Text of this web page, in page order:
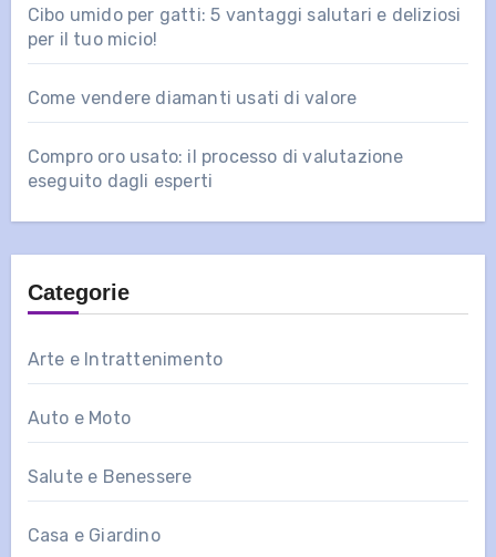
Cibo umido per gatti: 5 vantaggi salutari e deliziosi
per il tuo micio!
Come vendere diamanti usati di valore
Compro oro usato: il processo di valutazione
eseguito dagli esperti
Categorie
Arte e Intrattenimento
Auto e Moto
Salute e Benessere
Casa e Giardino